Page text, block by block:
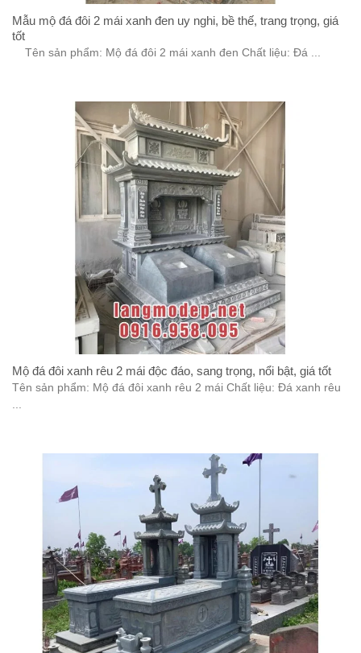
Mẫu mộ đá đôi 2 mái xanh đen uy nghi, bề thế, trang trọng, giá
tốt
Tên sản phẩm: Mộ đá đôi 2 mái xanh đen Chất liệu: Đá ...
Mộ đá đôi xanh rêu 2 mái độc đáo, sang trọng, nổi bật, giá tốt
Tên sản phẩm: Mộ đá đôi xanh rêu 2 mái Chất liệu: Đá xanh rêu
...